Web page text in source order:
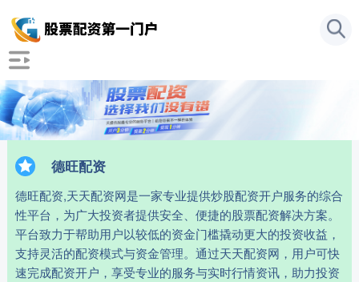
德旺配资
德旺配资,天天配资网是一家专业提供炒股配资开户服务的综合
性平台，为广大投资者提供安全、便捷的股票配资解决方案。
平台致力于帮助用户以较低的资金门槛撬动更大的投资收益，
支持灵活的配资模式与资金管理。通过天天配资网，用户可快
速完成配资开户，享受专业的服务与实时行情资讯，助力投资